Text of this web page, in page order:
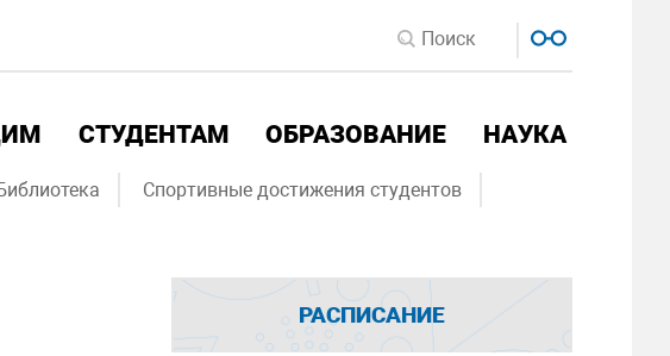
СТУДЕНТАМ ОБРАЗОВАНИЕ НАУКА
Спортивные достижения студентов
РАСПИСАНИЕ